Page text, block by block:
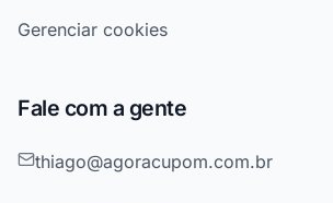
Gerenciar cookies
Fale com a gente
thiago@agoracupom.com.br